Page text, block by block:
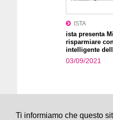
Ti informiamo che questo
ISTA
ista presenta
risparmiare
intelligente
03/09/2021